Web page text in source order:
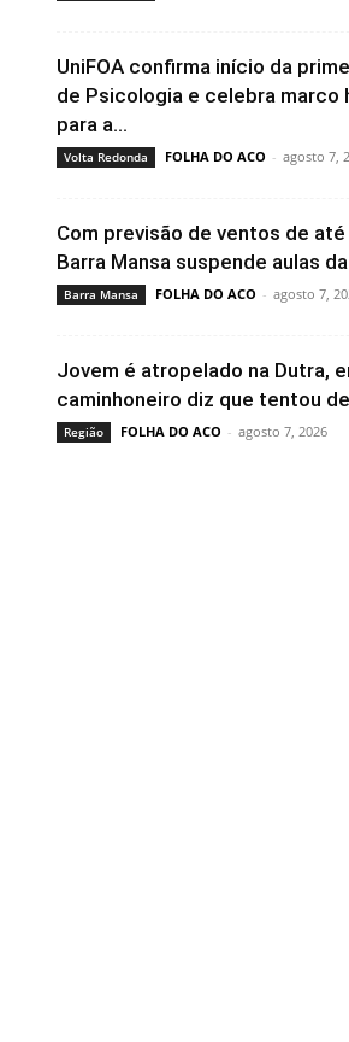
UniFOA confirma início da
de Psicologia e celebra marco
para a...
Volta Redonda FOLHA DO ACO - agosto 7,
Com previsão de ventos de
Barra Mansa suspende aulas
Barra Mansa FOLHA DO ACO - agosto 7,
Jovem é atropelado na Dutra,
caminhoneiro diz que tentou
Região FOLHA DO ACO - agosto 7, 2026